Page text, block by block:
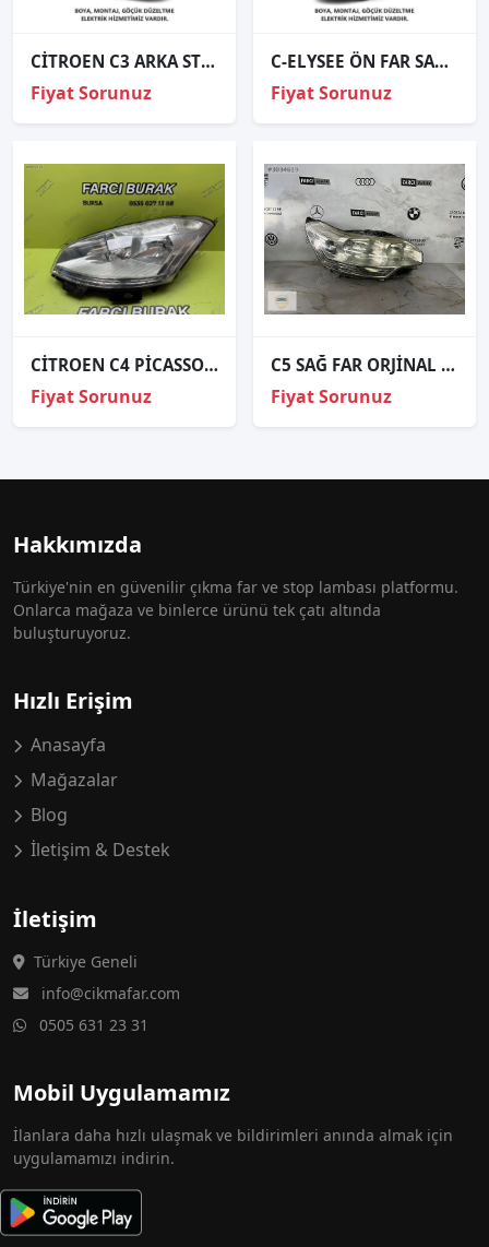
CİTROEN C3 ARKA STOP SAĞ SOL 2006 2007 2008 VE ÜZERİ / KAMPANYA
Fiyat Sorunuz
C-ELYSEE ÖN FAR SAĞ SOL 2013 2014 2015 2016 2017 / KAMPANYA
Fiyat Sorunuz
CİTROEN C4 PİCASSO SOL FAR ORJİNAL 2006- 6208.V1
Fiyat Sorunuz
C5 SAĞ FAR ORJİNAL HALOJEN LEDSİZ MODELİ
Fiyat Sorunuz
Hakkımızda
Türkiye'nin en güvenilir çıkma far ve stop lambası platformu.
Onlarca mağaza ve binlerce ürünü tek çatı altında
buluşturuyoruz.
Hızlı Erişim
Anasayfa
Mağazalar
Blog
İletişim & Destek
İletişim
Türkiye Geneli
info@cikmafar.com
0505 631 23 31
Mobil Uygulamamız
İlanlara daha hızlı ulaşmak ve bildirimleri anında almak için
uygulamamızı indirin.